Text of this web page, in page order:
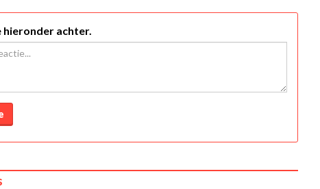
hieronder achter.